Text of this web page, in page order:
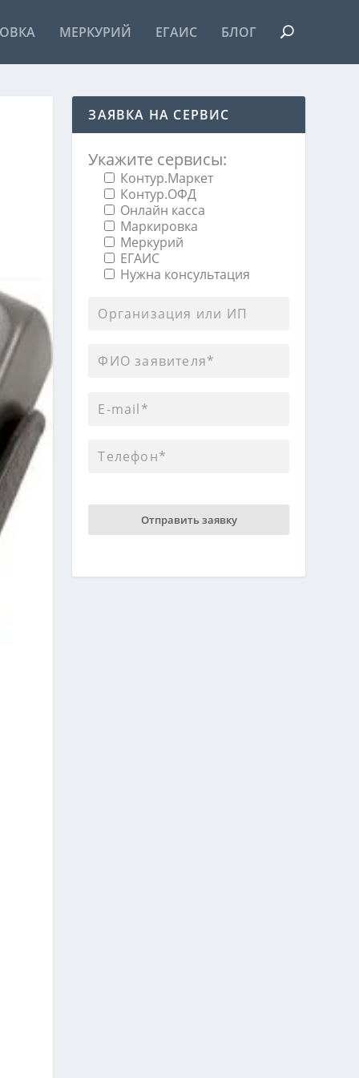
МЕРКУРИЙ ЕГАИС БЛОГ
ЗАЯВКА НА СЕРВИС
Укажите сервисы:
Контур.Маркет
Контур.ОФД
Онлайн касса
Маркировка
Меркурий
ЕГАИС
Нужна консультация